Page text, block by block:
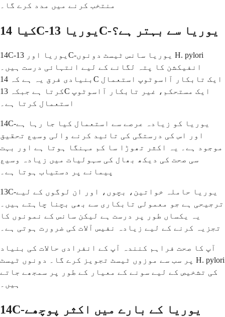
منتخب کرنے میں مدد کرے گا۔
کیا 14C-یوریا 13C-یوریا سے بہتر ہے؟
14C-یوریا اور 13C-یوریا سانس ٹیسٹ دونوں H. pylori
انفیکشن کا پتہ لگانے کے لیے انتہائی درست ہیں۔
بنیادی فرق یہ ہے کہ 14C ایک تابکار آاسوٹوپ استعمال
کرتا ہے جبکہ 13C ایک مستحکم، غیر تابکار آاسوٹوپ
استعمال کرتا ہے۔
14C-یوریا کو زیادہ عرصے سے استعمال کیا جا رہا ہے
اور اس کی درستگی کی تائید کرنے والی وسیع تحقیق
موجود ہے۔ یہ اکثر تھوڑا سا کم مہنگا ہوتا ہے اور بہت
سی صحت کی دیکھ بھال کی سہولیات میں زیادہ وسیع
پیمانے پر دستیاب ہوتا ہے۔
13C-یوریا حاملہ خواتین، بچوں، اور ان لوگوں کے لیے
ترجیحی ہے جو معمولی تابکاری سے بھی بچنا چاہتے ہیں۔
یہ یکساں طور پر درست ہے لیکن سانس کے نمونوں کا
تجزیہ کرنے کے لیے زیادہ نفیس آلات کی ضرورت ہوتی ہے۔
آپ کا صحت فراہم کنندہ آپ کے انفرادی حالات کی بنیاد
پر سب سے موزوں ٹیسٹ تجویز کرے گا۔ دونوں ٹیسٹ H. pylori
کی تشخیص کے لیے سونے کے معیار کے طور پر سمجھے جاتے
ہیں۔
14C-یوریا کے بارے میں اکثر پوچھے